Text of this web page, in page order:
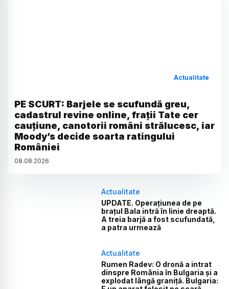
Actualitate
PE SCURT: Barjele se scufundă greu,
cadastrul revine online, frații Tate cer
cauțiune, canotorii români strălucesc, iar
Moody’s decide soarta ratingului
României
08.08.2026
Actualitate
UPDATE. Operațiunea de pe
brațul Bala intră în linie dreaptă.
A treia barjă a fost scufundată,
a patra urmează
Actualitate
Rumen Radev: O dronă a intrat
dinspre România în Bulgaria și a
explodat lângă graniță. Bulgaria: